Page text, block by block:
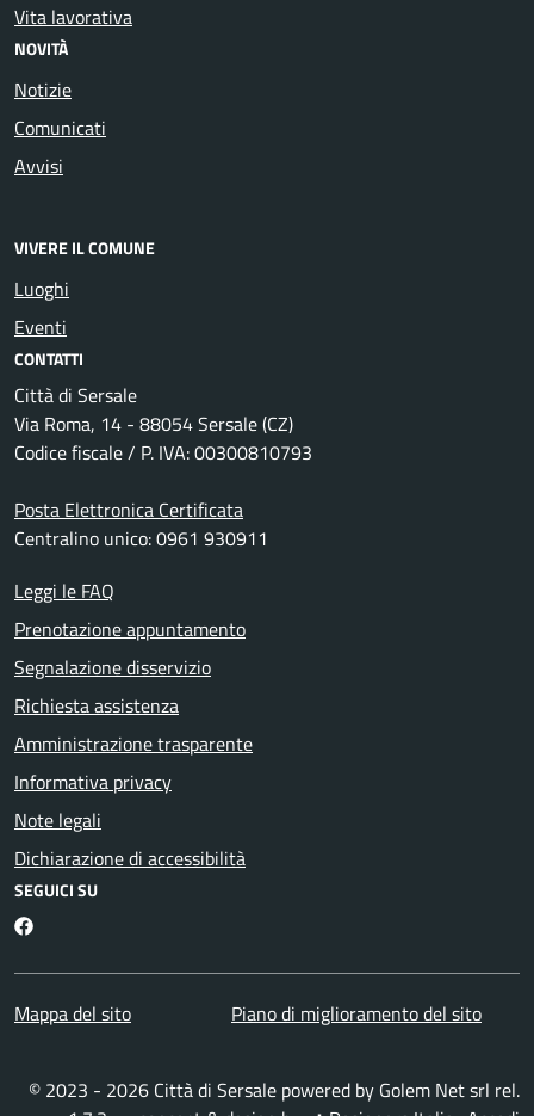
Vita lavorativa
NOVITÀ
Notizie
Comunicati
Avvisi
VIVERE IL COMUNE
Luoghi
Eventi
CONTATTI
Città di Sersale
Via Roma, 14 - 88054 Sersale (CZ)
Codice fiscale / P. IVA: 00300810793
Posta Elettronica Certificata
Centralino unico: 0961 930911
Leggi le FAQ
Prenotazione appuntamento
Segnalazione disservizio
Richiesta assistenza
Amministrazione trasparente
Informativa privacy
Note legali
Dichiarazione di accessibilità
SEGUICI SU
Facebook
Mappa del sito Piano di miglioramento del sito
© 2023 - 2026 Città di Sersale powered by Golem Net srl rel.